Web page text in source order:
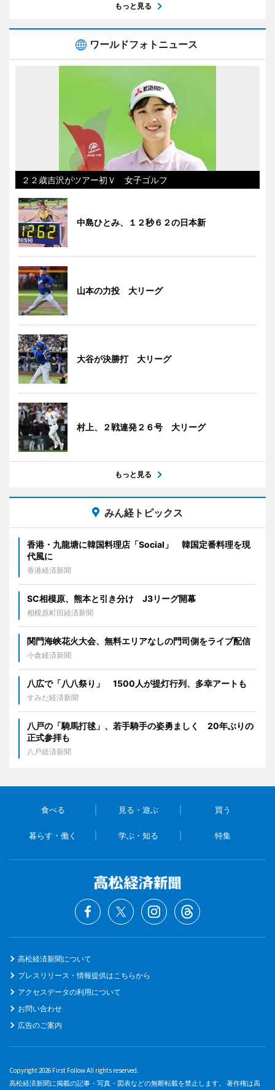
もっと見る
ワールドフォトニュース
２２歳吉沢がツアー初Ｖ 女子ゴルフ
中島ひとみ、１２秒６２の日本新
山本の力投 大リーグ
大谷が決勝打 大リーグ
村上、２戦連発２６号 大リーグ
もっと見る
みん経トピックス
香港・九龍塘に韓国料理店「Social」 韓国定番料理を現
代風に
香港経済新聞
SC相模原、熊本と引き分け J3リーグ開幕
相模原町田経済新聞
関門海峡花火大会、無料エリアなしの門司側をライブ配信
小倉経済新聞
八広で「八八祭り」 1500人が提灯行列、多幸アートも
すみだ経済新聞
八戸の「騎馬打毬」、若手騎手の姿勇ましく 20年ぶりの
正式参拝も
八戸経済新聞
食べる 見る・遊ぶ 買う
暮らす・働く 学ぶ・知る 特集
高松経済新聞について
プレスリリース・情報提供はこちらから
アクセスデータの利用について
お問い合わせ
広告のご案内
Copyright 2026 First Follow All rights reserved.
高松経済新聞に掲載の記事・写真・図表などの無断転載を禁止します。 著作権は高